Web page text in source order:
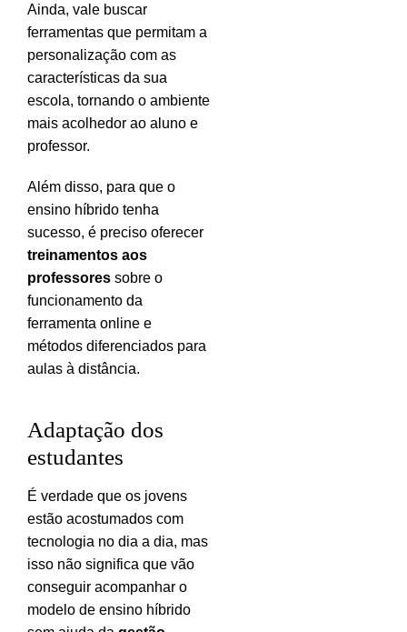
Ainda, vale buscar
ferramentas que permitam a
personalização com as
características da sua
escola, tornando o ambiente
mais acolhedor ao aluno e
professor.
Além disso, para que o
ensino híbrido tenha
sucesso, é preciso oferecer
treinamentos aos
professores sobre o
funcionamento da
ferramenta online e
métodos diferenciados para
aulas à distância.
Adaptação dos
estudantes
É verdade que os jovens
estão acostumados com
tecnologia no dia a dia, mas
isso não significa que vão
conseguir acompanhar o
modelo de ensino híbrido